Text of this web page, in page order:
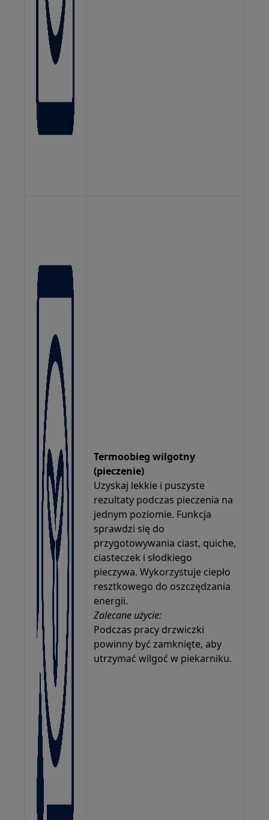
Termoobieg wilgotny
(pieczenie)
Uzyskaj lekkie i puszyste
rezultaty podczas pieczenia na
jednym poziomie. Funkcja
sprawdzi się do
przygotowywania ciast, quiche,
ciasteczek i słodkiego
pieczywa. Wykorzystuje ciepło
resztkowego do oszczędzania
energii.
Zalecane użycie:
Podczas pracy drzwiczki
powinny być zamknięte, aby
utrzymać wilgoć w piekarniku.